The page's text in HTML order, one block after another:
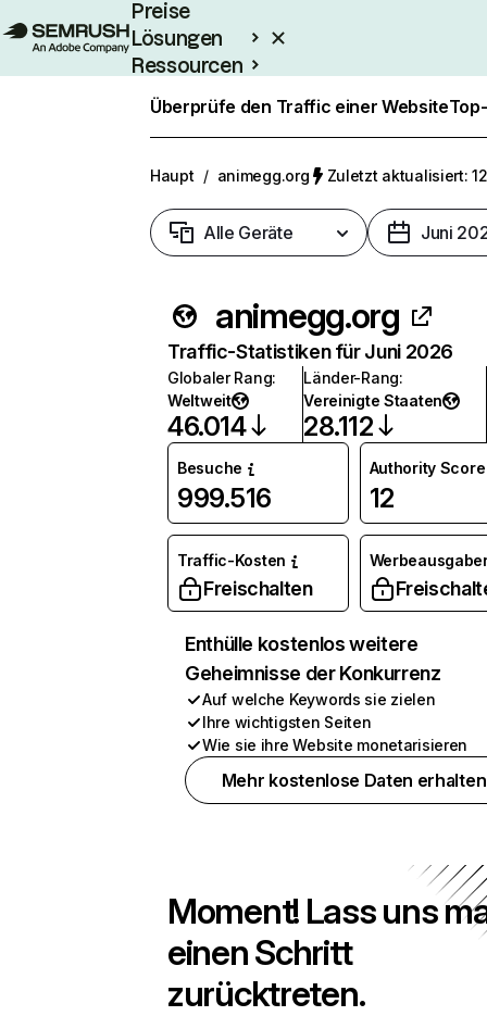
Preise
Lösungen
Ressourcen
Enterprise
Überprüfe den Traffic einer Website
Haupt / animegg.org Zuletzt aktualisiert:
Alle Geräte Juni
animegg.org
Traffic-Statistiken für Juni 2026
Globaler Rang:
Weltweit
46.014
Länder-Rang:
Vereinigte Staaten
28.112
Besuche
999.516
Authority Score
12
Traffic-Kosten
Freischalten
Enthülle kostenlos weitere
Geheimnisse der Konkurrenz
Auf welche Keywords sie zielen
Ihre wichtigsten Seiten
Wie sie ihre Website monetarisieren
Mehr kostenlose Daten erhalten
Moment! Lass uns
einen Schritt
zurücktreten.